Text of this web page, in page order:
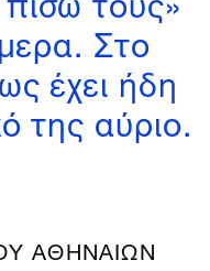
Στο
έχει ήδη
της αύριο.
ΑΘΗΝΑΙΩΝ